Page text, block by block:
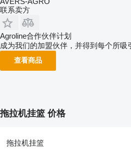
联系卖方
Agroline合作伙伴计划
成为我们的加盟伙伴，并得到每个所吸
查看商品
拖拉机挂篮 价格
拖拉机挂篮